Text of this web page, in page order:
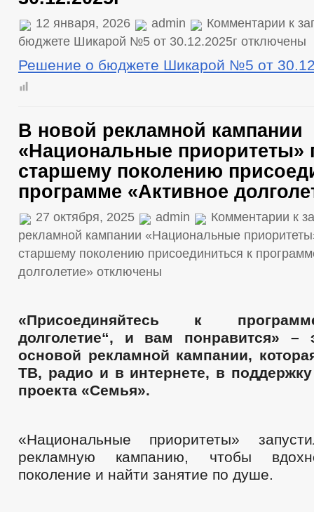
12 января, 2026 admin Комментарии к
бюджете Шикарой №5 от 30.12.2025г отключены
Решение о бюджете Шикарой №5 от
В новой рекламной кампании
«Национальные приоритеты»
старшему поколению
программе «Активное
27 октября, 2025 admin Комментарии к
рекламной кампании «Национальные
старшему поколению присоединиться к
долголетие» отключены
«Присоединяйтесь к
долголетие“, и вам понравится» –
основой рекламной кампании,
ТВ, радио и в интернете, в
проекта «Семья».
«Национальные приоритеты»
рекламную кампанию, чтобы
поколение и найти занятие по душе.